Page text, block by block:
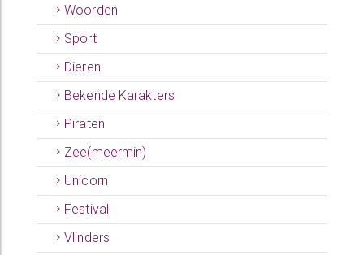
Woorden
Sport
Dieren
Bekende Karakters
Piraten
Zee(meermin)
Unicorn
Festival
Vlinders